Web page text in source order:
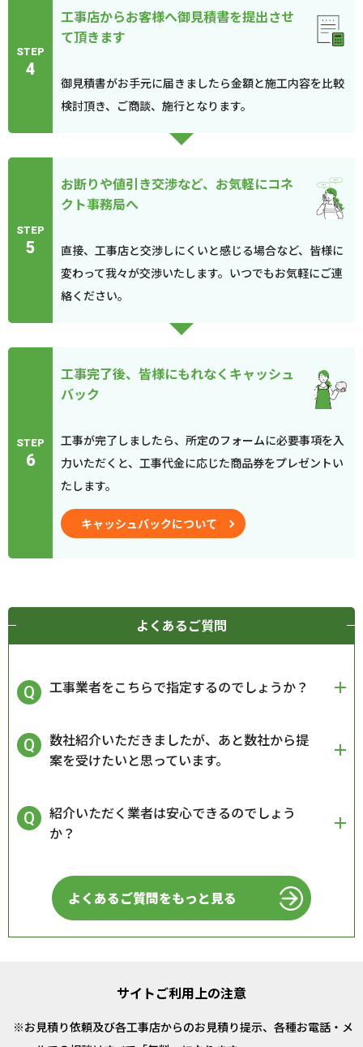
STEP
4
工事店からお客様へ御見積書を提出させ
て頂きます
御見積書がお手元に届きましたら金額と施工内容を比較
検討頂き、ご商談、施行となります。
STEP
5
お断りや値引き交渉など、お気軽にコネ
クト事務局へ
直接、工事店と交渉しにくいと感じる場合など、皆様に
変わって我々が交渉いたします。いつでもお気軽にご連
絡ください。
STEP
6
工事完了後、皆様にもれなくキャッシュ
バック
工事が完了しましたら、所定のフォームに必要事項を入
力いただくと、工事代金に応じた商品券をプレゼントい
たします。
キャッシュバックについて
よくあるご質問
工事業者をこちらで指定するのでしょうか？
数社紹介いただきましたが、あと数社から提
案を受けたいと思っています。
紹介いただく業者は安心できるのでしょう
か？
よくあるご質問をもっと見る
サイトご利用上の注意
お見積り依頼及び各工事店からのお見積り提示、各種お電話・メ